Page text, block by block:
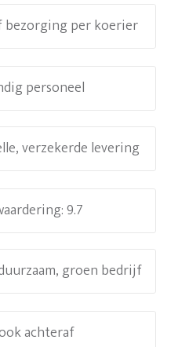
bezorging per koerier
personeel
verzekerde levering
9.7
groen bedrijf
achteraf